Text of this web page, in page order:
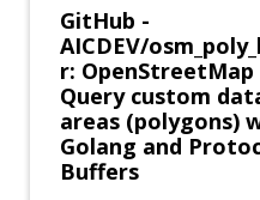
GitHub -
AICDEV/
r: OpenStreetMap
Query custom
areas (polygons)
Golang and
Buffers